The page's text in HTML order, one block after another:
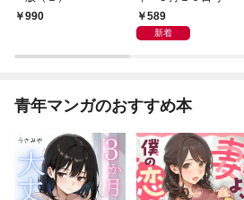
990
589
新着
青年マンガのおすすめ本